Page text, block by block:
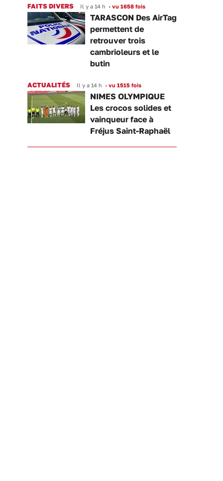
FAITS DIVERS Il y a 14 h • vu 1658 fois
TARASCON Des AirTag
permettent de
retrouver trois
cambrioleurs et le
butin
ACTUALITÉS Il y a 14 h • vu 1515 fois
NIMES OLYMPIQUE
Les crocos solides et
vainqueur face à
Fréjus Saint-Raphaël